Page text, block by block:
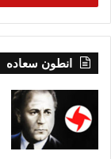
انطون سعاده